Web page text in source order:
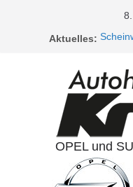
Aktuelles:
OPEL und